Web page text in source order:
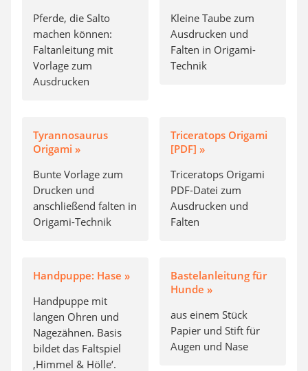
Pferde, die Salto
machen können:
Faltanleitung mit
Vorlage zum
Ausdrucken
Kleine Taube zum
Ausdrucken und
Falten in Origami-
Technik
Tyrannosaurus
Origami »
Bunte Vorlage zum
Drucken und
anschließend falten in
Origami-Technik
Triceratops Origami
[PDF] »
Triceratops Origami
PDF-Datei zum
Ausdrucken und
Falten
Handpuppe: Hase »
Handpuppe mit
langen Ohren und
Nagezähnen. Basis
bildet das Faltspiel
‚Himmel & Hölle‘.
Bastelanleitung für
Hunde »
aus einem Stück
Papier und Stift für
Augen und Nase